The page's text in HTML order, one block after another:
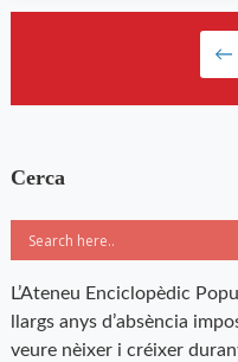
←
Cerca
L’Ateneu Enciclopèdic
llargs anys d’absència
veure nèixer i créixer